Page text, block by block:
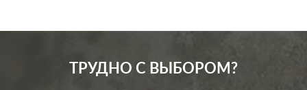
ТРУДНО С ВЫБОРОМ?